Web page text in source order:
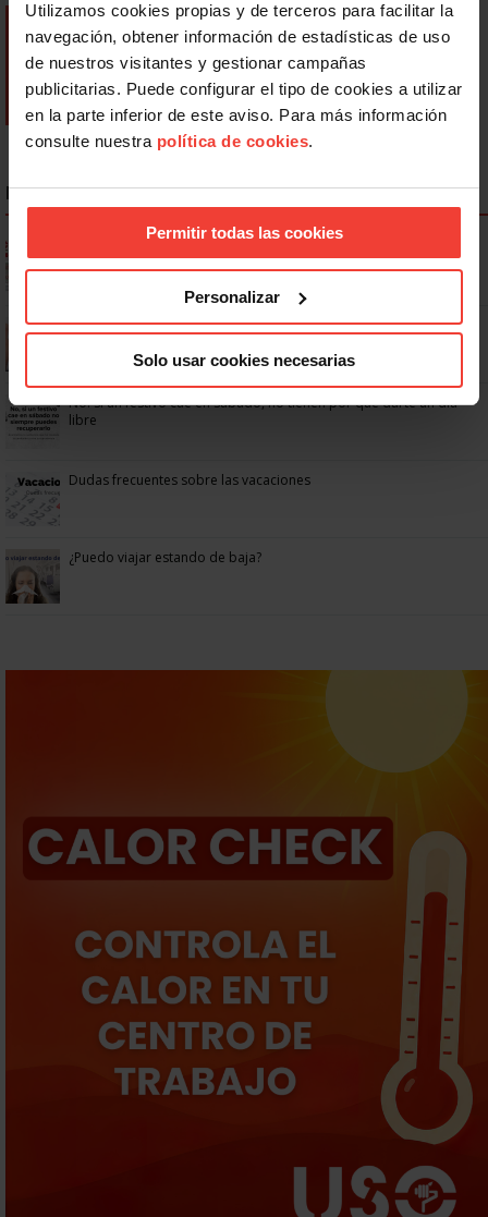
Utilizamos cookies propias y de terceros para facilitar la
navegación, obtener información de estadísticas de uso
de nuestros visitantes y gestionar campañas
publicitarias. Puede configurar el tipo de cookies a utilizar
en la parte inferior de este aviso. Para más información
consulte nuestra política de cookies.
Permitir todas las cookies
Personalizar
Solo usar cookies necesarias
NOTICIAS MÁS LEÍDAS
Se actualizan las patologías para acceder a la jubilación
No: si un festivo cae en sábado, no tienen por qué darte un día
libre
Dudas frecuentes sobre las vacaciones
¿Puedo viajar estando de baja?